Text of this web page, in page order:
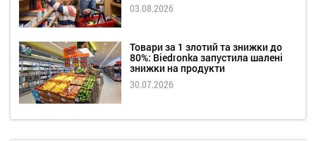
03.08.2026
Товари за 1 злотий та знижки до
80%: Biedronka запустила шалені
знижки на продукти
30.07.2026